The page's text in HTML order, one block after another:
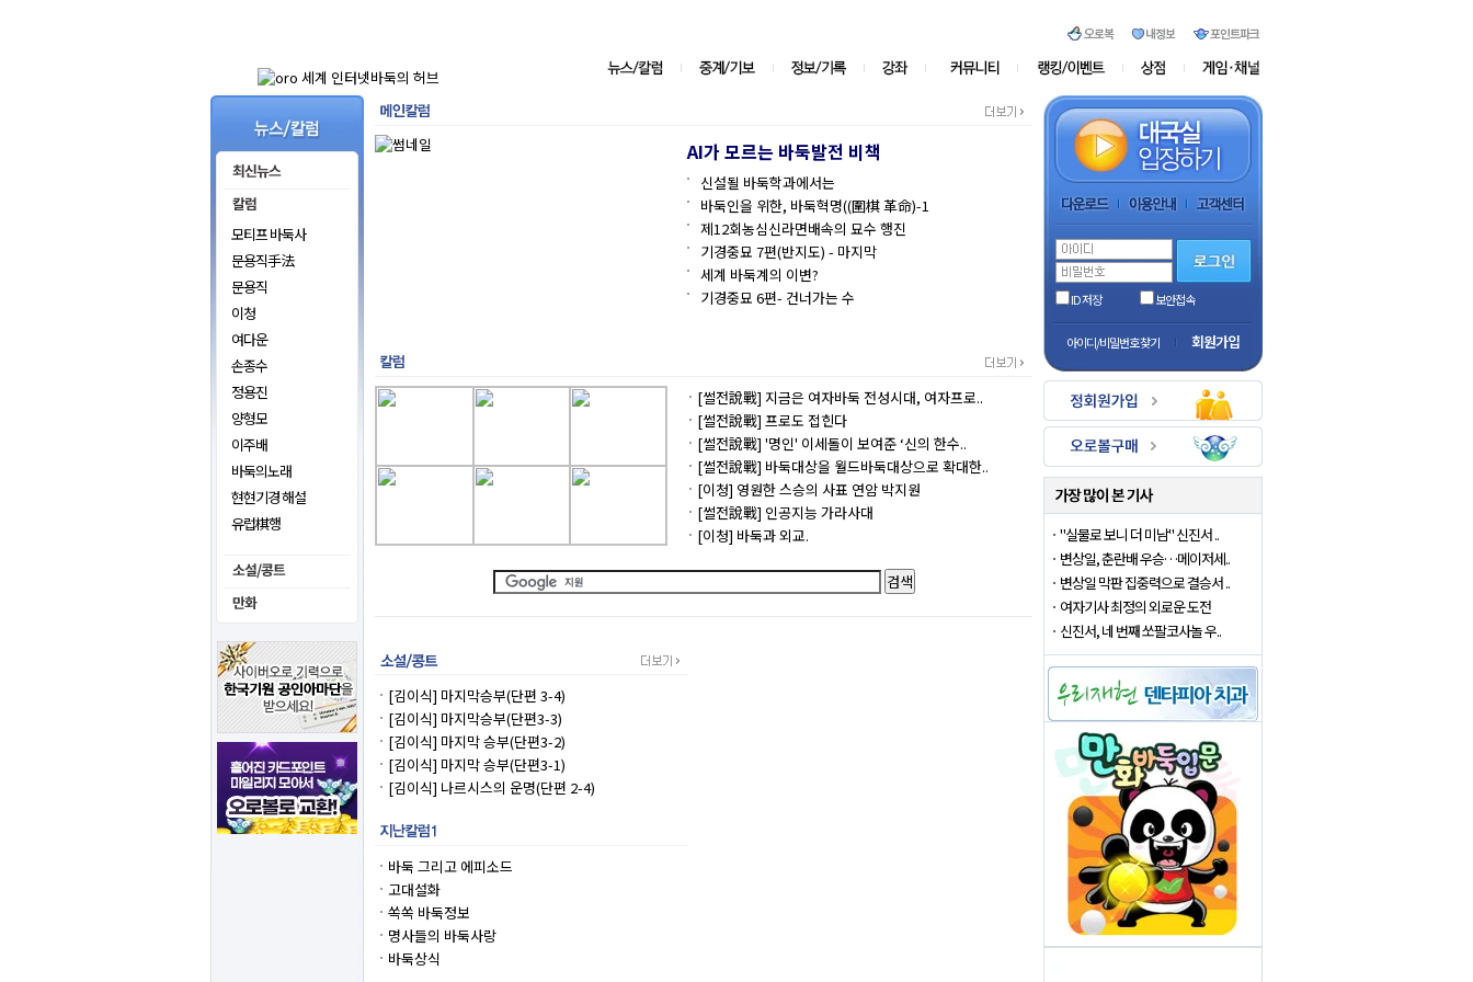
모티프 바둑사
문용직手法
문용직
이청
여다운
손종수
정용진
양형모
이주배
바둑의노래
현현기경 해설
유럽棋행
AI가 모르는 바둑발전 비책
신설될 바둑학과에서는
바둑인을 위한, 바둑혁명((圍棋 革命)-1
제12회농심신라면배속의 묘수 행진
기경중묘 7편(반지도) - 마지막
세계 바둑계의 이변?
기경중묘 6편- 건너가는 수
[썰전說戰] 지금은 여자바둑 전성시대, 여자프로..
[썰전說戰] 프로도 접힌다
[썰전說戰] '명인' 이세돌이 보여준 ‘신의 한수..
[썰전說戰] 바둑대상을 월드바둑대상으로 확대한..
[이청] 영원한 스승의 사표 연암 박지원
[썰전說戰] 인공지능 가라사대
[이청] 바둑과 외교.
[김이식] 마지막승부(단편 3-4)
[김이식] 마지막승부(단편3-3)
[김이식] 마지막 승부(단편3-2)
[김이식] 마지막 승부(단편3-1)
[김이식] 나르시스의 운명(단편 2-4)
바둑 그리고 에피소드
고대설화
쏙쏙 바둑정보
명사들의 바둑사랑
바둑상식
ID 저장 보안접속
아이디/비밀번호 찾기 회원가입
"실물로 보니 더 미남" 신진서 ..
변상일, 춘란배 우승…메이저세..
변상일 막판 집중력으로 결승서 ..
여자기사 최정의 외로운 도전
신진서, 네 번째 쏘팔코사놀 우..